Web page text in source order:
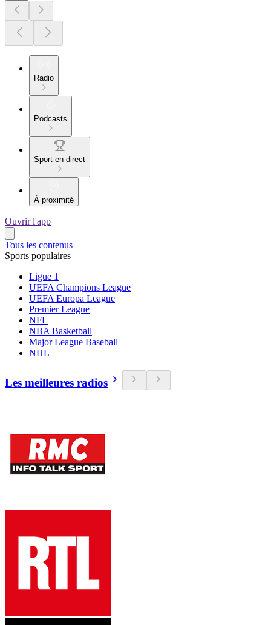
Radio
Podcasts
Sport en direct
À proximité
Ouvrir l'app
Tous les contenus
Sports populaires
Ligue 1
UEFA Champions League
UEFA Europa League
Premier League
NFL
NBA Basketball
Major League Baseball
NHL
Les meilleures radios